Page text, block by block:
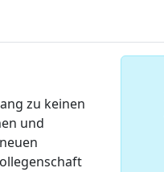
zu keinen
und